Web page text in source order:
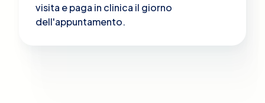
visita e paga in clinica il giorno
dell'appuntamento.